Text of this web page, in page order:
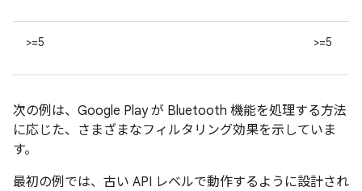
>=5 >=5
次の例は、Google Play が Bluetooth 機能を処理する方法
に応じた、さまざまなフィルタリング効果を示していま
す。
最初の例では、古い API レベルで動作するように設計され